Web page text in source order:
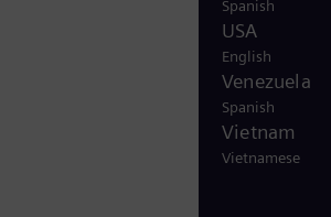
Spanish
USA
English
Venezuela
Spanish
Vietnam
Vietnamese